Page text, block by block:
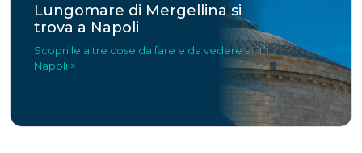
Lungomare di Mergellina si
trova a Napoli
Scopri le altre cose da fare e da vedere a
Napoli >